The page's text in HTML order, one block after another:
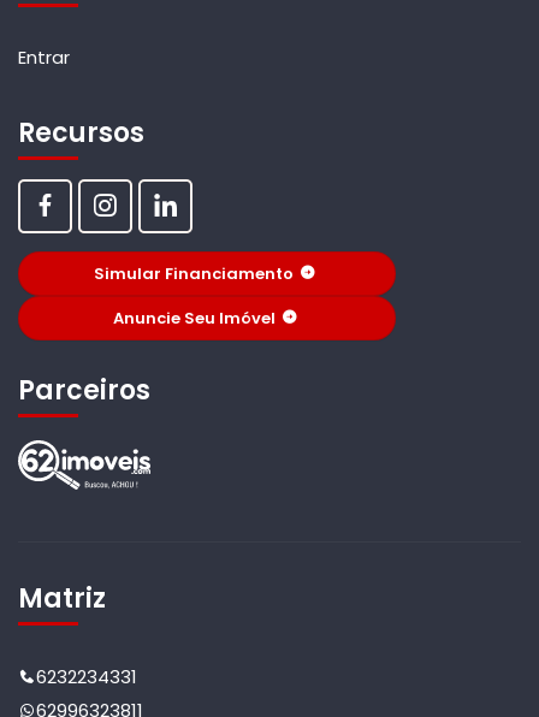
Entrar
Recursos
Simular Financiamento
Anuncie Seu Imóvel
Parceiros
Matriz
6232234331
62996323811